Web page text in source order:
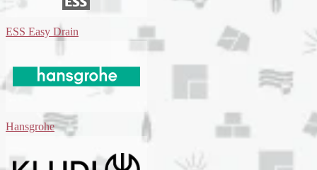
ESS Easy Drain
Hansgrohe